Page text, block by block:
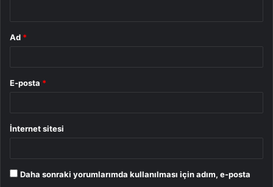
Ad *
E-posta *
İnternet sitesi
Daha sonraki yorumlarımda kullanılması için adım, e-posta